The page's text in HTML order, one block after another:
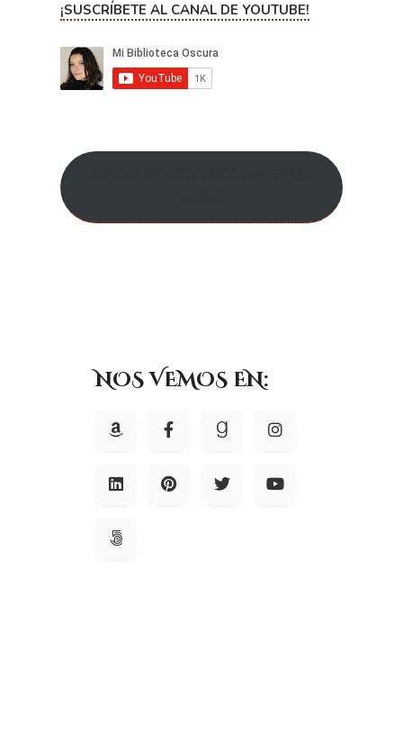
¡SUSCRÍBETE AL CANAL DE YOUTUBE!
NOS VEMOS EN: